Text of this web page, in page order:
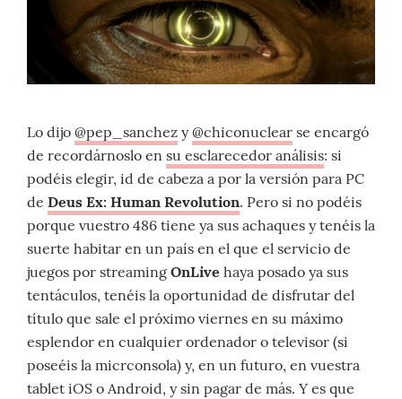
Lo dijo @pep_sanchez y@chiconuclear se encargó
de recordárnoslo en su esclarecedor análisis: si
podéis elegir, id de cabeza a por la versión para PC
de Deus Ex: Human Revolution. Pero si no podéis
porque vuestro 486 tiene ya sus achaques y tenéis la
suerte habitar en un país en el que el servicio de
juegos por streaming OnLive haya posado ya sus
tentáculos, tenéis la oportunidad de disfrutar del
título que sale el próximo viernes en su máximo
esplendor en cualquier ordenador o televisor (si
poseéis la micrconsola) y, en un futuro, en vuestra
tablet iOS o Android, y sin pagar de más. Y es que